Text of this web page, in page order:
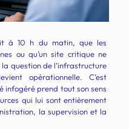
à 10 h du matin, que les
ou qu’un site critique ne
question de l’infrastructure
opérationnelle. C’est
infogéré prend tout son sens
qui lui sont entièrement
la supervision et la